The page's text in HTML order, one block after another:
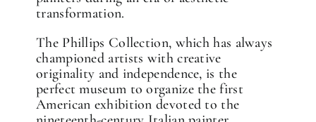
transformation.
The Phillips Collection, which has always
championed artists with creative
originality and independence, is the
perfect museum to organize the first
American exhibition devoted to the